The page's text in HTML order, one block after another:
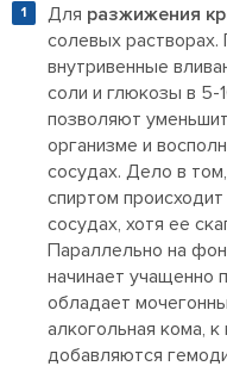
Для разжижения
солевых
внутривенные
соли и глюкозы в 5-
позволяют
организме и
сосудах. Дело в
спиртом
сосудах, хотя ее
Параллельно на
начинает учащенно
обладает
алкогольная кома,
добавляются